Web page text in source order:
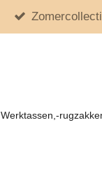
Werktassen,-